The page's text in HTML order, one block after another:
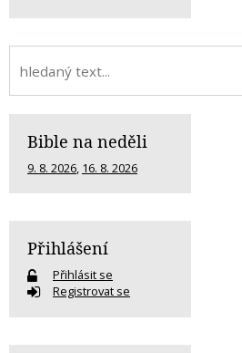
Bible na neděli
9. 8. 2026, 16. 8. 2026
Přihlášení
Přihlásit se
Registrovat se